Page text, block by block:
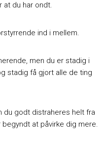
at du har ondt.
ind i mellem.
men du er stadig i
stadig få gjort alle de ting
du godt distraheres helt fra
at påvirke dig mere.